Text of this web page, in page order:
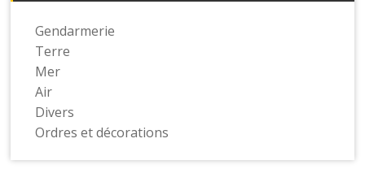
Gendarmerie
Terre
Mer
Air
Divers
Ordres et décorations